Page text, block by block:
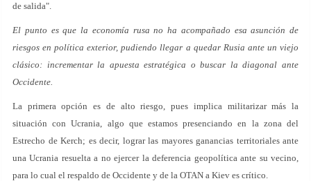
de salida".
El punto es que la economía rusa no ha acompañado esa asunción de
riesgos en política exterior, pudiendo llegar a quedar Rusia ante un viejo
clásico: incrementar la apuesta estratégica o buscar la diagonal ante
Occidente.
La primera opción es de alto riesgo, pues implica militarizar más la
situación con Ucrania, algo que estamos presenciando en la zona del
Estrecho de Kerch; es decir, lograr las mayores ganancias territoriales ante
una Ucrania resuelta a no ejercer la deferencia geopolítica ante su vecino,
para lo cual el respaldo de Occidente y de la OTAN a Kiev es crítico.